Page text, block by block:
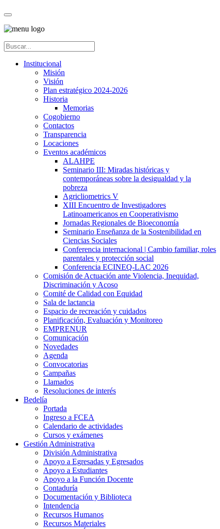
Institucional
Misión
Visión
Plan estratégico 2024-2026
Historia
Memorias
Cogobierno
Contactos
Transparencia
Locaciones
Eventos académicos
ALAHPE
Seminario III: Miradas históricas y
contemporáneas sobre la desigualdad y la
pobreza
Agricliometrics V
XIII Encuentro de Investigadores
Latinoamericanos en Cooperativismo
Jornadas Regionales de Bioeconomía
Seminario Enseñanza de la Sostenibilidad en
Ciencias Sociales
Conferencia internacional | Cambio familiar, roles
parentales y protección social
Conferencia ECINEQ-LAC 2026
Comisión de Actuación ante Violencia, Inequidad,
Discriminación y Acoso
Comité de Calidad con Equidad
Sala de lactancia
Espacio de recreación y cuidados
Planificación, Evaluación y Monitoreo
EMPRENUR
Comunicación
Novedades
Agenda
Convocatorias
Campañas
Llamados
Resoluciones de interés
Bedelía
Portada
Ingreso a FCEA
Calendario de actividades
Cursos y exámenes
Gestión Administrativa
División Administrativa
Apoyo a Egresadas y Egresados
Apoyo a Estudiantes
Apoyo a la Función Docente
Contaduría
Documentación y Biblioteca
Intendencia
Recursos Humanos
Recursos Materiales